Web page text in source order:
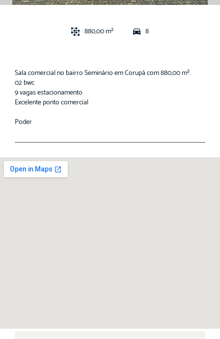
880,00 m² 8
Sala comercial no bairro Seminário em Corupá com 880,00 m².
02 bwc
9 vagas estacionamento
Excelente ponto comercial
Poder